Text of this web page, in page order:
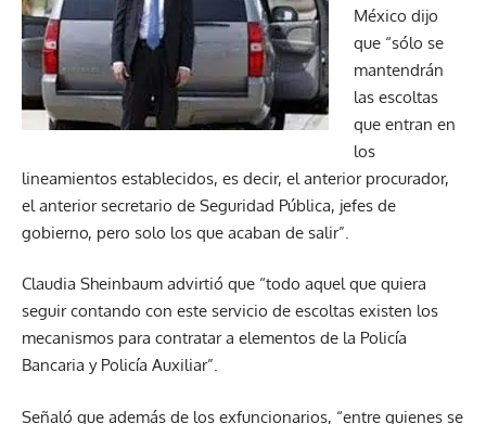
México dijo
que “sólo se
mantendrán
las escoltas
que entran en
los
lineamientos establecidos, es decir, el anterior procurador,
el anterior secretario de Seguridad Pública, jefes de
gobierno, pero solo los que acaban de salir”.
Claudia Sheinbaum advirtió que “todo aquel que quiera
seguir contando con este servicio de escoltas existen los
mecanismos para contratar a elementos de la Policía
Bancaria y Policía Auxiliar”.
Señaló que además de los exfuncionarios, “entre quienes se